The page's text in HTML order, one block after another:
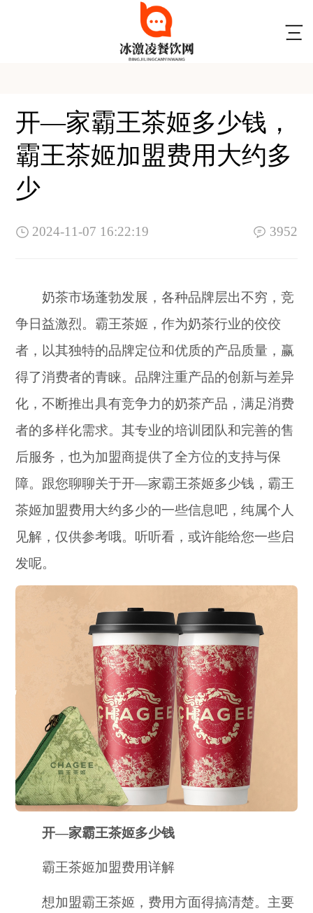
开—家霸王茶姬多少钱，
霸王茶姬加盟费用大约多
少
2024-11-07 16:22:19 3952
奶茶市场蓬勃发展，各种品牌层出不穷，竞
争日益激烈。霸王茶姬，作为奶茶行业的佼佼
者，以其独特的品牌定位和优质的产品质量，赢
得了消费者的青睐。品牌注重产品的创新与差异
化，不断推出具有竞争力的奶茶产品，满足消费
者的多样化需求。其专业的培训团队和完善的售
后服务，也为加盟商提供了全方位的支持与保
障。跟您聊聊关于开—家霸王茶姬多少钱，霸王
茶姬加盟费用大约多少的一些信息吧，纯属个人
见解，仅供参考哦。听听看，或许能给您一些启
发呢。
开—家霸王茶姬多少钱
霸王茶姬加盟费用详解
想加盟霸王茶姬，费用方面得搞清楚。主要